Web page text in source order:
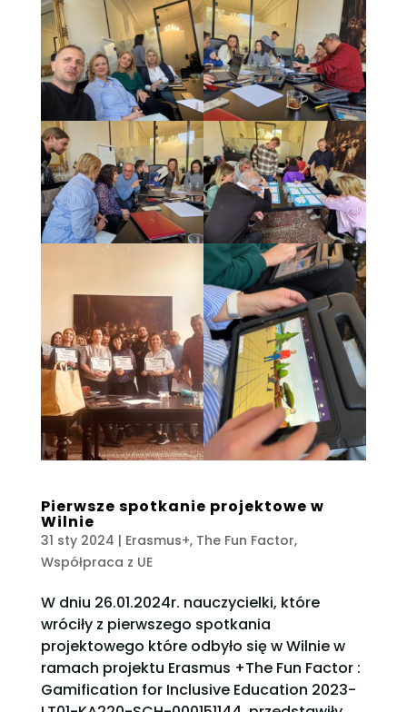
Pierwsze spotkanie projektowe w
Wilnie
31 sty 2024 | Erasmus+, The Fun Factor,
Współpraca z UE
W dniu 26.01.2024r. nauczycielki, które
wróciły z pierwszego spotkania
projektowego które odbyło się w Wilnie w
ramach projektu Erasmus +The Fun Factor :
Gamification for Inclusive Education 2023-